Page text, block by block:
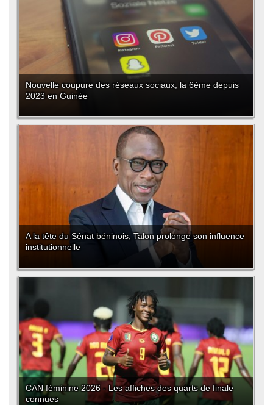
Nouvelle coupure des réseaux sociaux, la 6ème depuis
2023 en Guinée
A la tête du Sénat béninois, Talon prolonge son influence
institutionnelle
CAN féminine 2026 - Les affiches des quarts de finale
connues